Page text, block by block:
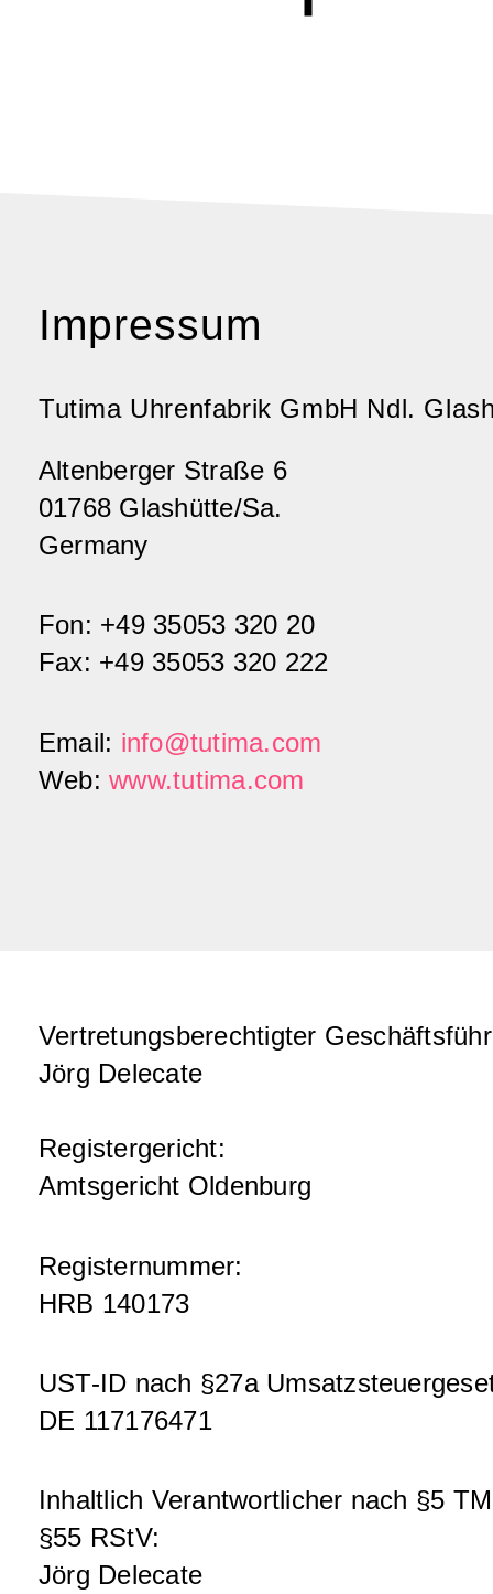
Tutima
Impressum
Tutima Uhrenfabrik GmbH Ndl.
Altenberger Straße 6
01768 Glashütte/Sa.
Germany
Fon: +49 35053 320 20
Fax: +49 35053 320 222
Email: info@tutima.com
Web:www.tutima.com
Vertretungsberechtigter
Jörg Delecate
Registergericht:
Amtsgericht Oldenburg
Registernummer:
HRB 140173
UST-ID nach §27a
DE 117176471
Inhaltlich Verantwortlicher nach §5
§55 RStV:
Jörg Delecate